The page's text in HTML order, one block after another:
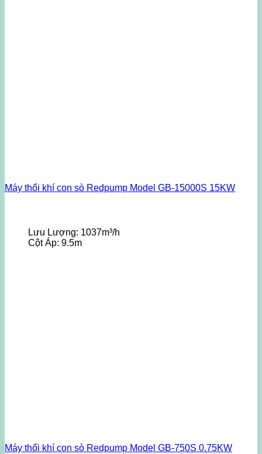
Máy thổi khí con sò Redpump Model GB-15000S 15KW
Lưu Lượng: 1037m³/h
Cột Áp: 9.5m
Máy thổi khí con sò Redpump Model GB-750S 0.75KW